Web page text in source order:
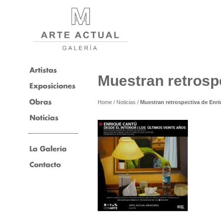
Muestran
Home/ Noticias / Muestran retrospectiva de